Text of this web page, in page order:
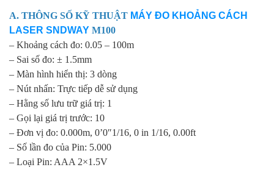
A. THÔNG SỐ KỸ THUẬT MÁY ĐO KHOẢNG CÁCH
LASER SNDWAY M100
– Khoảng cách đo: 0.05 – 100m
– Sai số đo: ± 1.5mm
– Màn hình hiển thị: 3 dòng
– Nút nhấn: Trực tiếp dễ sử dụng
– Hằng số lưu trữ giá trị: 1
– Gọi lại giá trị trước: 10
– Đơn vị đo: 0.000m, 0’0″1/16, 0 in 1/16, 0.00ft
– Số lần đo của Pin: 5.000
– Loại Pin: AAA 2×1.5V